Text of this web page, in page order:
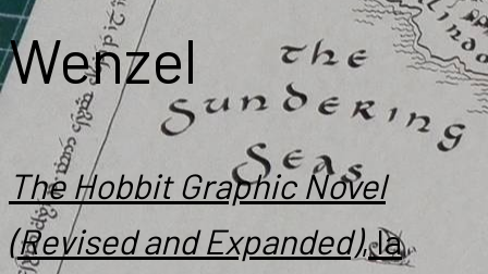
Wenzel
The Hobbit Graphic Novel
(Revised and Expanded), la